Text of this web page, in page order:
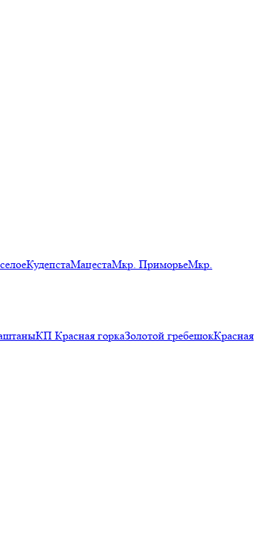
КудепстаМацестаМкр. ПриморьеМкр.
КП Красная горкаЗолотой гребешокКрасная